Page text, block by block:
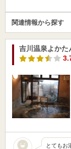
関連情報から探す
吉川温泉よかた
とても